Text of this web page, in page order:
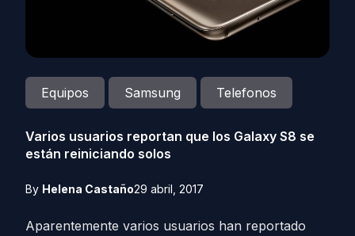
Equipos Samsung Telefonos
Varios usuarios reportan que los Galaxy S8 se
están reiniciando solos
By Helena Castaño29 abril, 2017
Aparentemente varios usuarios han reportado